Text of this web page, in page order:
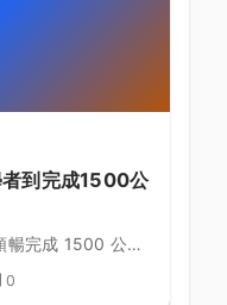
到完成1500公
暢完成 1500 公尺
行。本文提供詳
課表範本、里程
0